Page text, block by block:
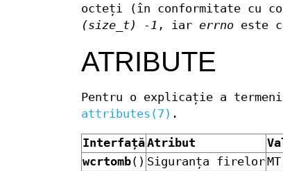
octeți (în conformitate cu
(size_t) -1 , iar errno este
ATRIBUTE
Pentru o explicație a
attributes(7) .
InterfațăAtribut
wcrtomb() Siguranța firelor